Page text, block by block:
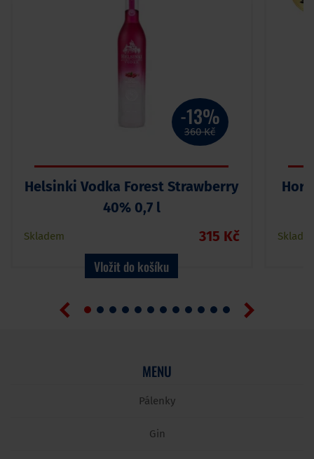
-13%
360 Kč
Helsinki Vodka Forest Strawberry
40% 0,7 l
Skladem 315 Kč
Vložit do košíku
MENU
Pálenky
Gin